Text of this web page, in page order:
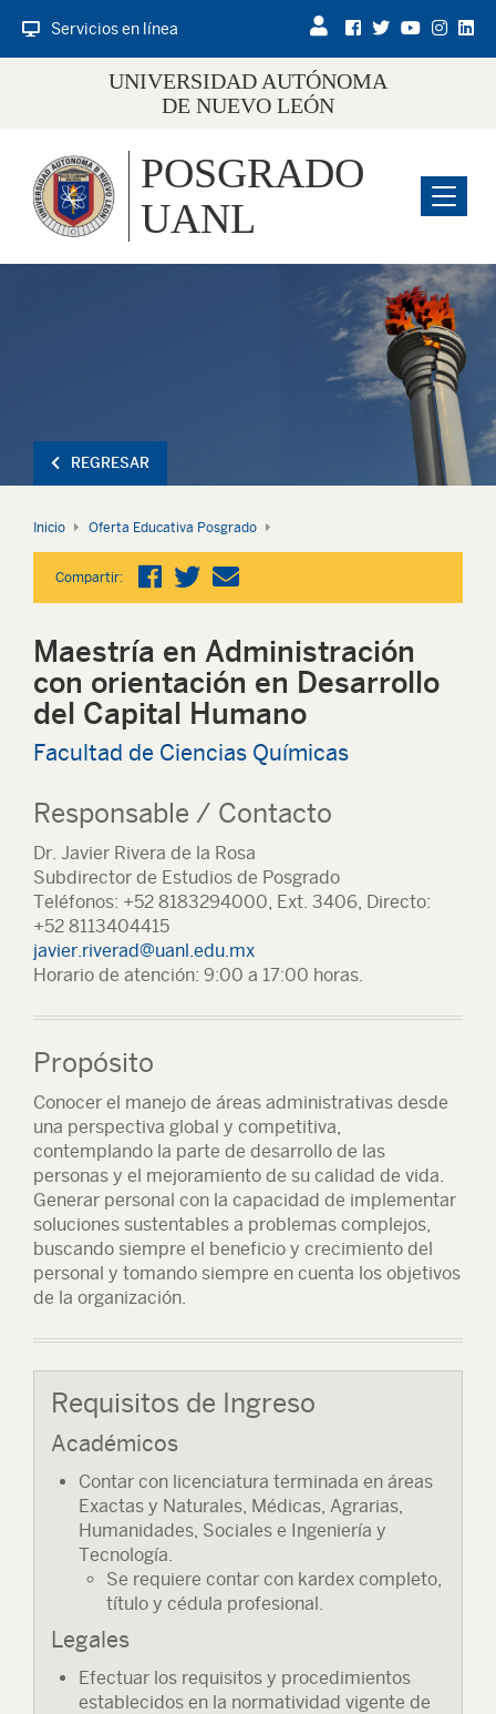
Servicios en línea
UNIVERSIDAD AUTÓNOMA
DE NUEVO LEÓN
Menu
POSGRADO
UANL
REGRESAR
Inicio Oferta Educativa Posgrado
Compartir:
Maestría en Administración
con orientación en Desarrollo
del Capital Humano
Facultad de Ciencias Químicas
Responsable / Contacto
Dr. Javier Rivera de la Rosa
Subdirector de Estudios de Posgrado
Teléfonos: +52 8183294000, Ext. 3406, Directo:
+52 8113404415
javier.riverad@uanl.edu.mx
Horario de atención: 9:00 a 17:00 horas.
Propósito
Conocer el manejo de áreas administrativas desde
una perspectiva global y competitiva,
contemplando la parte de desarrollo de las
personas y el mejoramiento de su calidad de vida.
Generar personal con la capacidad de implementar
soluciones sustentables a problemas complejos,
buscando siempre el beneficio y crecimiento del
personal y tomando siempre en cuenta los objetivos
de la organización.
Requisitos de Ingreso
Académicos
Contar con licenciatura terminada en áreas
Exactas y Naturales, Médicas, Agrarias,
Humanidades, Sociales e Ingeniería y
Tecnología.
Se requiere contar con kardex completo,
título y cédula profesional.
Legales
Efectuar los requisitos y procedimientos
establecidos en la normatividad vigente de